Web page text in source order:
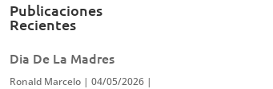
Publicaciones
Recientes
Dia De La Madres
Ronald Marcelo |04/05/2026 |